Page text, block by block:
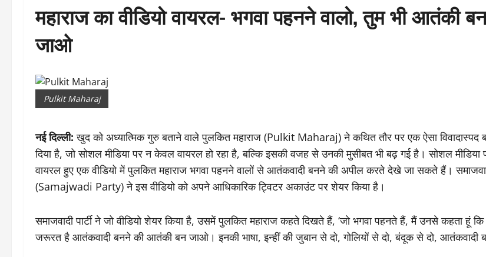
महाराज का वीडियो वायरल- भगवा पहनने वालो, तुम भी आतंकी बन
जाओ
Pulkit Maharaj
नई दिल्ली: खुद को अध्यात्मिक गुरु बताने वाले पुलकित महाराज (Pulkit Maharaj) ने कथित तौर पर एक ऐसा विवादास्पद
दिया है, जो सोशल मीडिया पर न केवल वायरल हो रहा है, बल्कि इसकी वजह से उनकी मुसीबत भी बढ़ गई है। सोशल मीडिया
वायरल हुए एक वीडियो में पुलकित महाराज भगवा पहनने वालों से आतंकवादी बनने की अपील करते देखे जा सकते हैं।
(Samajwadi Party) ने इस वीडियो को अपने आधिकारिक ट्विटर अकाउंट पर शेयर किया है।
समाजवादी पार्टी ने जो वीडियो शेयर किया है, उसमें पुलकित महाराज कहते दिखते हैं, ‘जो भगवा पहनते हैं, मैं उनसे कहता हूं
जरूरत है आतंकवादी बनने की आतंकी बन जाओ। इनकी भाषा, इन्हीं की जुबान से दो, गोलियों से दो, बंदूक से दो, आतंकवादी